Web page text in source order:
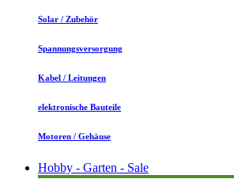
Solar / Zubehör
Spannungsversorgung
Kabel / Leitungen
elektronische Bauteile
Motoren / Gehäuse
Hobby - Garten - Sale